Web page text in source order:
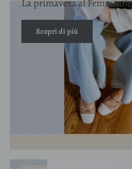
La primavera al Femminile
Scopri di più